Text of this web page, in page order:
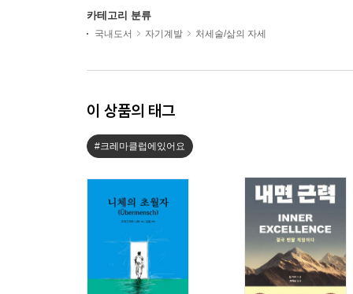
카테고리 분류
국내도서 자기계발 처세술/삶의 자세
이 상품의 태그
#크레마클럽에있어요